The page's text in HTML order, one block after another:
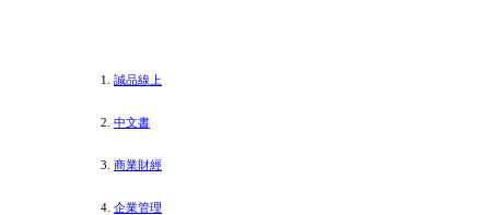
誠品線上
中文書
商業財經
企業管理